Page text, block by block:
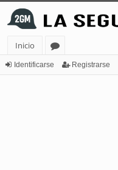
Inicio
or
Identificarse Registrarse